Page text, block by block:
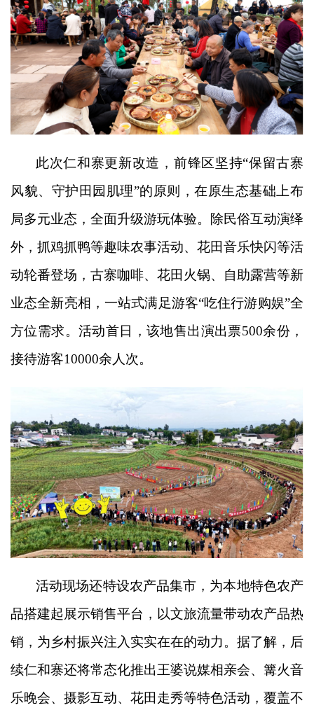
此次仁和寨更新改造，前锋区坚持“保留古寨
风貌、守护田园肌理”的原则，在原生态基础上布
局多元业态，全面升级游玩体验。除民俗互动演绎
外，抓鸡抓鸭等趣味农事活动、花田音乐快闪等活
动轮番登场，古寨咖啡、花田火锅、自助露营等新
业态全新亮相，一站式满足游客“吃住行游购娱”全
方位需求。活动首日，该地售出演出票500余份，
接待游客10000余人次。
活动现场还特设农产品集市，为本地特色农产
品搭建起展示销售平台，以文旅流量带动农产品热
销，为乡村振兴注入实实在在的动力。据了解，后
续仁和寨还将常态化推出王婆说媒相亲会、篝火音
乐晚会、摄影互动、花田走秀等特色活动，覆盖不